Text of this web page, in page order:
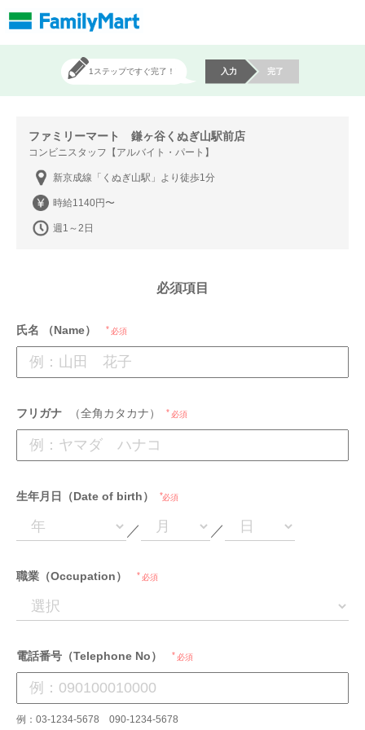
1ステップですぐ完了！ 入力 完了
ファミリーマート 鎌ヶ谷くぬぎ山駅前店
コンビニスタッフ【アルバイト・パート】
新京成線「くぬぎ山駅」より徒歩1分
時給1140円〜
週1～2日
必須項目
氏名 （Name） 必須
フリガナ （全角カタカナ） 必須
生年月日（Date of birth） 必須
／ ／
職業（Occupation） 必須
電話番号（Telephone No） 必須
例：03-1234-5678 090-1234-5678